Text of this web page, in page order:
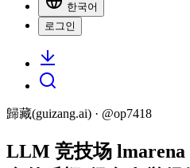
한국어
로그인
歸藏(guizang.ai) · @op7418
LLM 竞技场 lmarena